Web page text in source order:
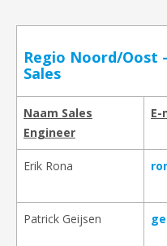
Regio Noord/Oost
Sales
Naam Sales
Engineer
E-
Erik Rona
Patrick Geijsen